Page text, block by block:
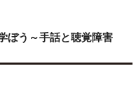
ぼう～手話と聴覚障害